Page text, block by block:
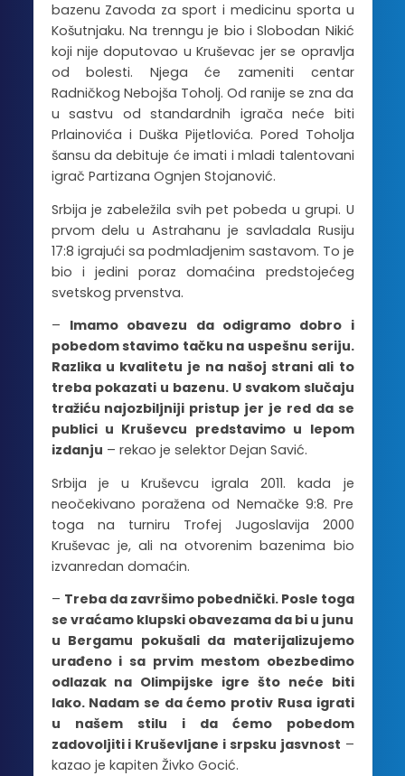
bazenu Zavoda za sport i medicinu sporta u
Košutnjaku. Na trenngu je bio i Slobodan Nikić
koji nije doputovao u Kruševac jer se opravlja
od bolesti. Njega će zameniti centar
Radničkog Nebojša Toholj. Od ranije se zna da
u sastvu od standardnih igrača neće biti
Prlainovića i Duška Pijetlovića. Pored Toholja
šansu da debituje će imati i mladi talentovani
igrač Partizana Ognjen Stojanović.
Srbija je zabeležila svih pet pobeda u grupi. U
prvom delu u Astrahanu je savladala Rusiju
17:8 igrajući sa podmladjenim sastavom. To je
bio i jedini poraz domaćina predstojećeg
svetskog prvenstva.
– Imamo obavezu da odigramo dobro i
pobedom stavimo tačku na uspešnu seriju.
Razlika u kvalitetu je na našoj strani ali to
treba pokazati u bazenu. U svakom slučaju
tražiću najozbiljniji pristup jer je red da se
publici u Kruševcu predstavimo u lepom
izdanju – rekao je selektor Dejan Savić.
Srbija je u Kruševcu igrala 2011. kada je
neočekivano poražena od Nemačke 9:8. Pre
toga na turniru Trofej Jugoslavija 2000
Kruševac je, ali na otvorenim bazenima bio
izvanredan domaćin.
– Treba da završimo pobednički. Posle toga
se vraćamo klupski obavezama da bi u junu
u Bergamu pokušali da materijalizujemo
urađeno i sa prvim mestom obezbedimo
odlazak na Olimpijske igre što neće biti
lako. Nadam se da ćemo protiv Rusa igrati
u našem stilu i da ćemo pobedom
zadovoljiti i Kruševljane i srpsku jasvnost –
kazao je kapiten Živko Gocić.